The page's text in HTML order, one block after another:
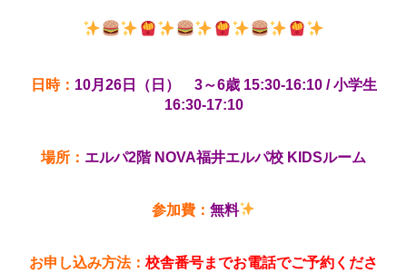
日時： 10月26日（日） 3～6歳 15:30-16:10 / 小学生
16:30-17:10
場所： エルパ2階 NOVA福井エルパ校 KIDSルーム
参加費： 無料
お申し込み方法： 校舎番号までお電話でご予約くださ